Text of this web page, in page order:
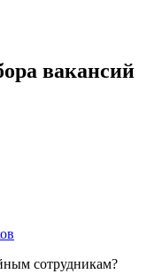
вакансий
сотрудникам?